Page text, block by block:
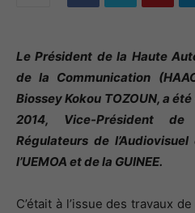
Le Président de la Haute
de la Communication
Biossey Kokou TOZOUN, a
2014, Vice-Président
Régulateurs de
l’UEMOA et de la GUINEE.
C’était à l’issue des travaux